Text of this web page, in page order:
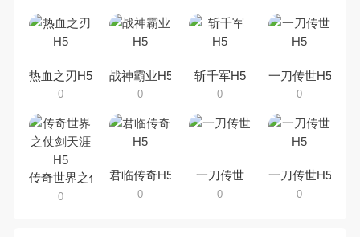
奇手机游戏有哪些呢？游戏今天，
乐途下载站小编芒果味的怪咖给大
集，欢迎大家前来选择下载体验
热血之刃H5
0
战神霸业H5
0
斩千军H5
0
一刀传世H5
0
传奇世界之仗剑天涯H5
0
君临传奇H5
0
一刀传世
0
一刀传世H5
0